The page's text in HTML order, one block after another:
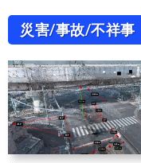
災害/事故/不祥事